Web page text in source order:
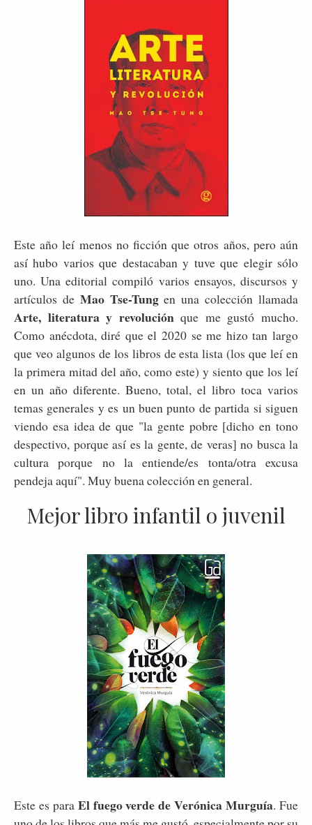
Este año leí menos no ficción que otros años, pero aún
así hubo varios que destacaban y tuve que elegir sólo
uno. Una editorial compiló varios ensayos, discursos y
artículos de Mao Tse-Tungen una colección llamada
Arte, literatura y revoluciónque me gustó mucho.
Como anécdota, diré que el 2020 se me hizo tan largo
que veo algunos de los libros de esta lista (los que leí en
la primera mitad del año, como este) y siento que los leí
en un año diferente. Bueno, total, el libro toca varios
temas generales y es un buen punto de partida si siguen
viendo esa idea de que "la gente pobre [dicho en tono
despectivo, porque así es la gente, de veras] no busca la
cultura porque no la entiende/es tonta/otra excusa
pendeja aquí". Muy buena colección en general.
Mejor libro infantil o juvenil
Este es para El fuego verde de Verónica Murguía. Fue